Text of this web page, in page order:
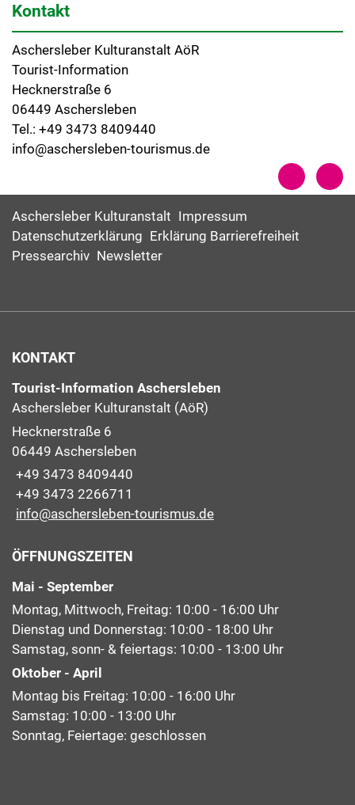
Kontakt
Aschersleber Kulturanstalt AöR
Tourist-Information
Hecknerstraße 6
06449 Aschersleben
Tel.: +49 3473 8409440
info@aschersleben-tourismus.de
Aschersleber Kulturanstalt Impressum
Datenschutzerklärung Erklärung Barrierefreiheit
Pressearchiv Newsletter
KONTAKT
Tourist-Information Aschersleben
Aschersleber Kulturanstalt (AöR)
Hecknerstraße 6
06449 Aschersleben
+49 3473 8409440
+49 3473 2266711
info@aschersleben-tourismus.de
ÖFFNUNGSZEITEN
Mai - September
Montag, Mittwoch, Freitag: 10:00 - 16:00 Uhr
Dienstag und Donnerstag: 10:00 - 18:00 Uhr
Samstag, sonn- & feiertags: 10:00 - 13:00 Uhr
Oktober - April
Montag bis Freitag: 10:00 - 16:00 Uhr
Samstag: 10:00 - 13:00 Uhr
Sonntag, Feiertage: geschlossen